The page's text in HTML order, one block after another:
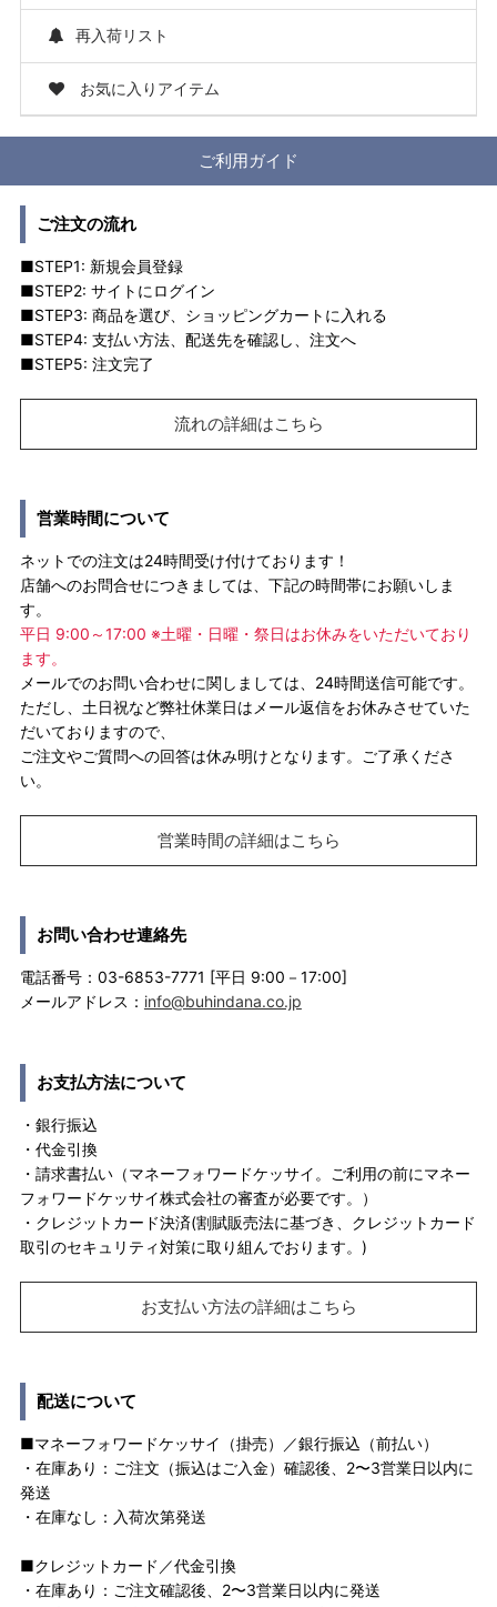
再入荷リスト
お気に入りアイテム
ご利用ガイド
ご注文の流れ
■STEP1: 新規会員登録
■STEP2: サイトにログイン
■STEP3: 商品を選び、ショッピングカートに入れる
■STEP4: 支払い方法、配送先を確認し、注文へ
■STEP5: 注文完了
流れの詳細はこちら
営業時間について
ネットでの注文は24時間受け付けております！
店舗へのお問合せにつきましては、下記の時間帯にお願いしま
す。
平日 9:00～17:00 ※土曜・日曜・祭日はお休みをいただいており
ます。
メールでのお問い合わせに関しましては、24時間送信可能です。
ただし、土日祝など弊社休業日はメール返信をお休みさせていた
だいておりますので、
ご注文やご質問への回答は休み明けとなります。ご了承くださ
い。
営業時間の詳細はこちら
お問い合わせ連絡先
電話番号：03-6853-7771 [平日 9:00－17:00]
メールアドレス： info@buhindana.co.jp
お支払方法について
・銀行振込
・代金引換
・請求書払い（マネーフォワードケッサイ。ご利用の前にマネー
フォワードケッサイ株式会社の審査が必要です。）
・クレジットカード決済(割賦販売法に基づき、クレジットカード
取引のセキュリティ対策に取り組んでおります。)
お支払い方法の詳細はこちら
配送について
■マネーフォワードケッサイ（掛売）／銀行振込（前払い）
・在庫あり：ご注文（振込はご入金）確認後、2〜3営業日以内に
発送
・在庫なし：入荷次第発送
■クレジットカード／代金引換
・在庫あり：ご注文確認後、2〜3営業日以内に発送